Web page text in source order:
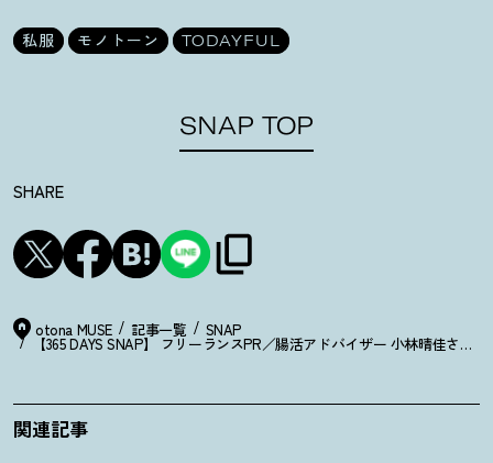
私服 モノトーン TODAYFUL
SNAP TOP
SHARE
otona MUSE 記事一覧 SNAP
【365 DAYS SNAP】 フリーランスPR／腸活アドバイザー 小林晴佳さん
関連記事